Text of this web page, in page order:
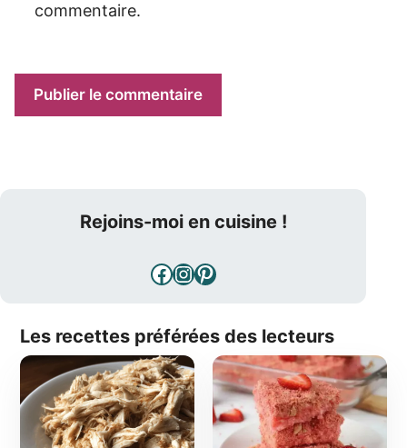
commentaire.
Rejoins-moi en cuisine !
Facebook
Instagram
Pinterest
Les recettes préférées des lecteurs